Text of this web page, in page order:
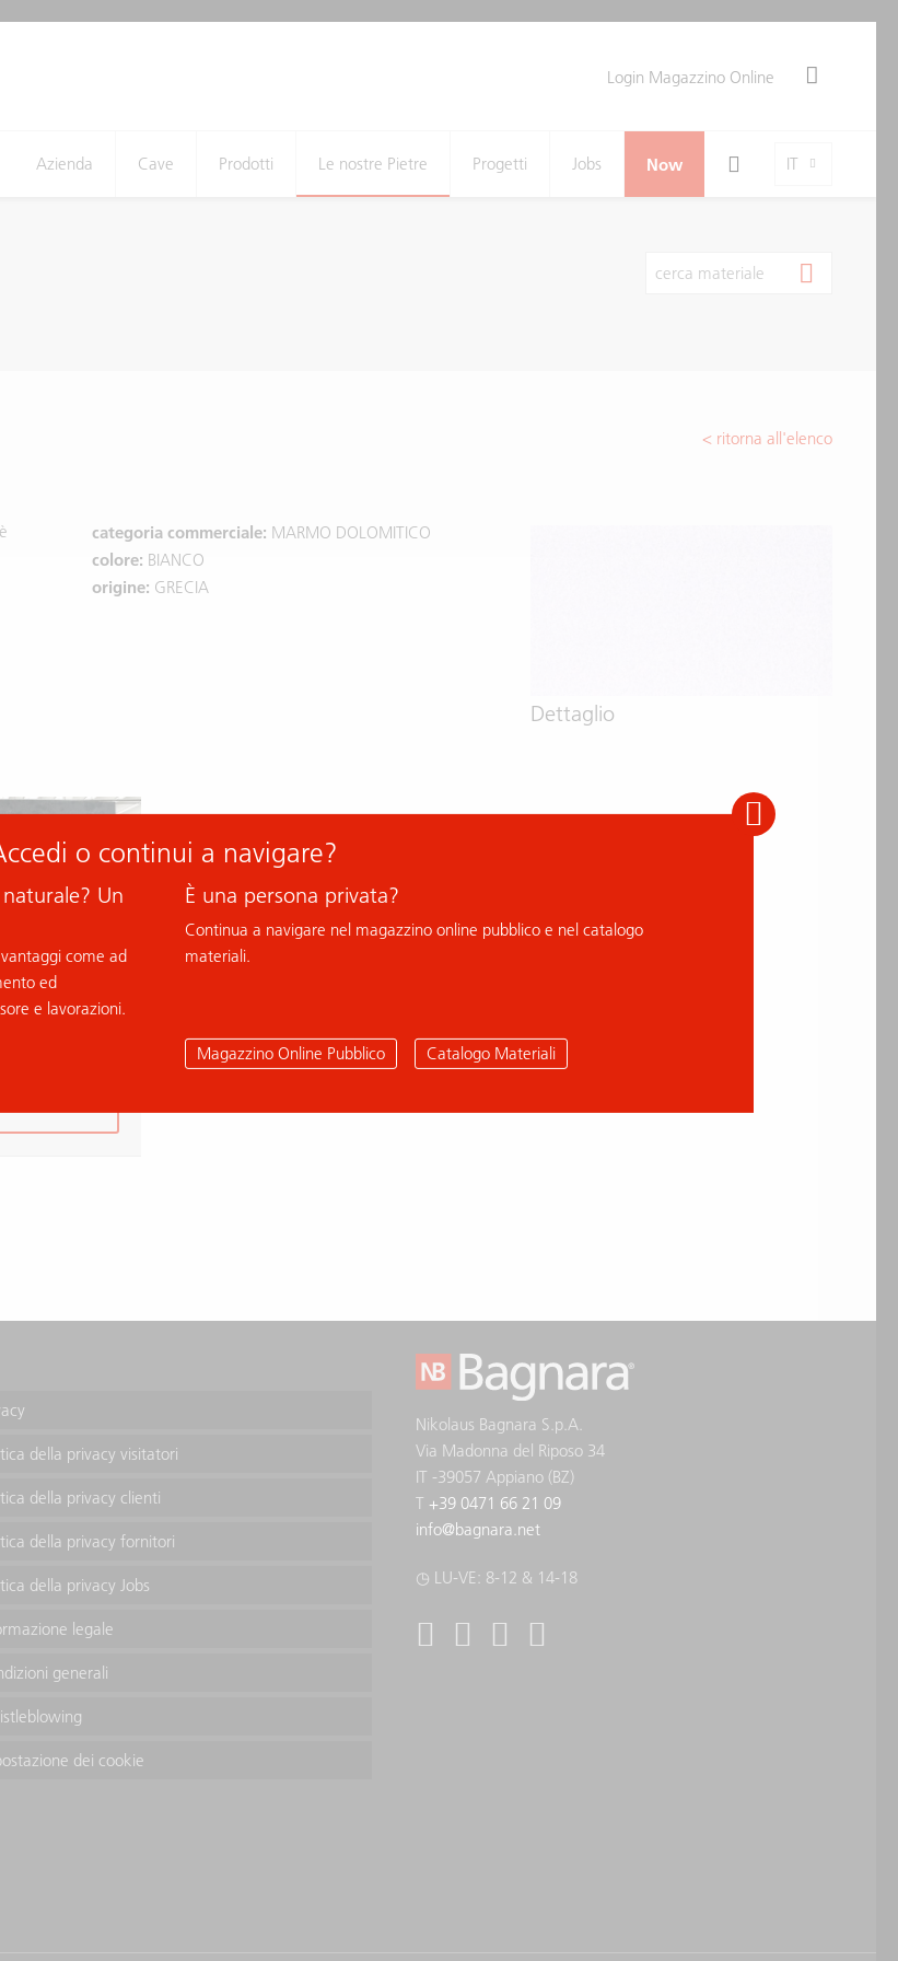
Login Magazzino Online
IT
Search Toggle
Azienda
Cave Prodotti Le nostre Pietre Progetti Jobs Now
cerca materiale
< ritorna all'elenco
categoria commerciale: MARMO DOLOMITICO
colore: BIANCO
origine: GRECIA
Dettaglio
della privacy visitatori
della privacy clienti
della privacy fornitori
della privacy Jobs
legale
generali
dei cookie
Nikolaus Bagnara S.p.A.
Via Madonna del Riposo 34
IT -39057 Appiano (BZ)
T +39 0471 66 21 09
info@bagnara.net
◷ LU-VE: 8-12 & 14-18
o continui a navigare?
Un
come ad
ed
e lavorazioni.
È una persona privata?
Continua a navigare nel magazzino online pubblico e nel catalogo
materiali.
Magazzino Online Pubblico Catalogo Materiali